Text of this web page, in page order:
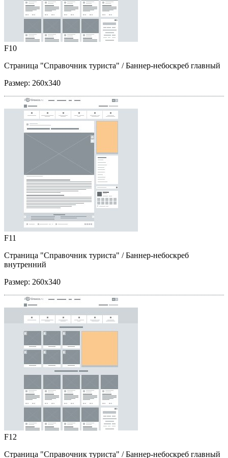
F10
Страница "Справочник туриста" / Баннер-небоскреб главный
Размер: 260x340
F11
Страница "Справочник туриста" / Баннер-небоскреб
внутренний
Размер: 260x340
F12
Страница "Справочник туриста" / Баннер-небоскреб главный